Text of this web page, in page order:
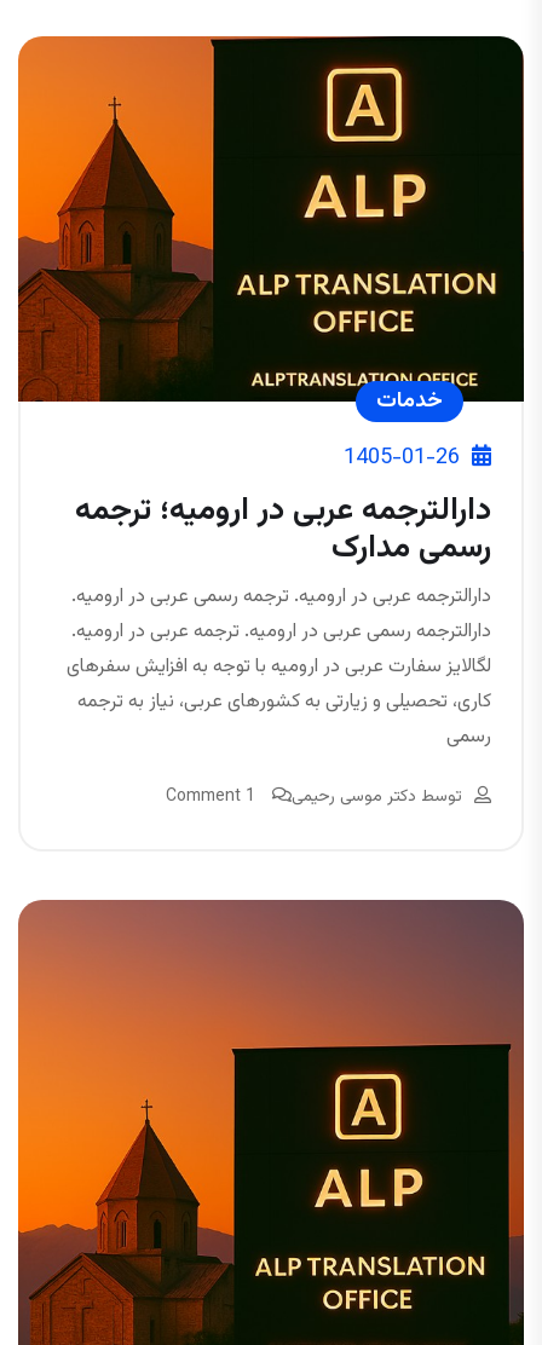
خدمات
1405-01-26
دارالترجمه عربی در ارومیه؛ ترجمه
رسمی مدارک
دارالترجمه عربی در ارومیه. ترجمه رسمی عربی در ارومیه.
دارالترجمه رسمی عربی در ارومیه. ترجمه عربی در ارومیه.
لگالایز سفارت عربی در ارومیه با توجه به افزایش سفرهای
کاری، تحصیلی و زیارتی به کشورهای عربی، نیاز به ترجمه
رسمی
توسط دکتر موسی رحیمی 1 Comment